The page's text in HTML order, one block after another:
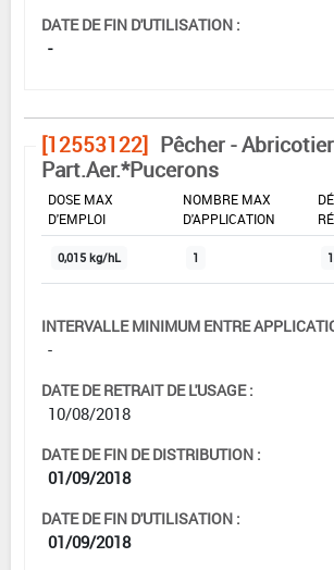
DATE DE FIN D'UTILISATION :
-
[12553122] Pêcher -
Part.Aer.*Pucerons
DOSE MAX
D'EMPLOI
NOMBRE MAX
D'APPLICATION
0,015 kg/hL 1
INTERVALLE MINIMUM ENTRE
-
DATE DE RETRAIT DE L'USAGE :
10/08/2018
DATE DE FIN DE DISTRIBUTION :
01/09/2018
DATE DE FIN D'UTILISATION :
01/09/2018